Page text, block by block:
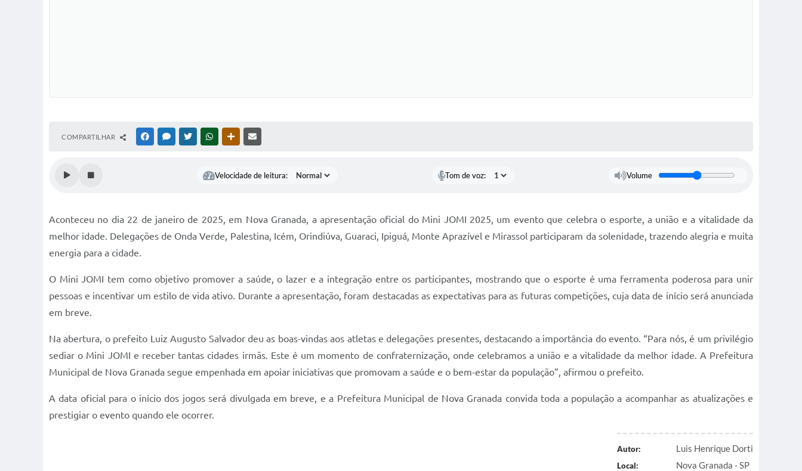
COMPARTILHAR FACEBOOKMESSENGER
TWITTERWHATSAPPOUTRAS MÍDIAS
Velocidade de leitura: Tom de voz: Volume
Aconteceu no dia 22 de janeiro de 2025, em Nova Granada, a apresentação oficial do Mini JOMI 2025, um evento que celebra o esporte, a união e a vitalidade da
melhor idade. Delegações de Onda Verde, Palestina, Icém, Orindiúva, Guaraci, Ipiguá, Monte Aprazível e Mirassol participaram da solenidade, trazendo alegria e muita
energia para a cidade.
O Mini JOMI tem como objetivo promover a saúde, o lazer e a integração entre os participantes, mostrando que o esporte é uma ferramenta poderosa para unir
pessoas e incentivar um estilo de vida ativo. Durante a apresentação, foram destacadas as expectativas para as futuras competições, cuja data de início será anunciada
em breve.
Na abertura, o prefeito Luiz Augusto Salvador deu as boas-vindas aos atletas e delegações presentes, destacando a importância do evento. “Para nós, é um privilégio
sediar o Mini JOMI e receber tantas cidades irmãs. Este é um momento de confraternização, onde celebramos a união e a vitalidade da melhor idade. A Prefeitura
Municipal de Nova Granada segue empenhada em apoiar iniciativas que promovam a saúde e o bem-estar da população”, afirmou o prefeito.
A data oficial para o início dos jogos será divulgada em breve, e a Prefeitura Municipal de Nova Granada convida toda a população a acompanhar as atualizações e
prestigiar o evento quando ele ocorrer.
Autor: Luis Henrique Dorti
Local: Nova Granada - SP